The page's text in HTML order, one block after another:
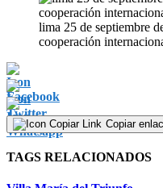
lima 25 de septiembre
cooperación
Copiar
TAGS RELACIONADOS